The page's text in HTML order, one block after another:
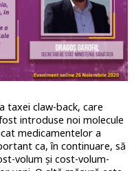
taxei claw-back, care
introduse noi molecule
medicamentelor a
ca, în continuare, să
volum și cost-volum-